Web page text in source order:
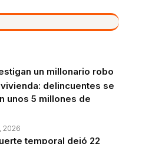
un millonario robo
vivienda: delincuentes se
unos 5 millones de
2026
temporal dejó 22